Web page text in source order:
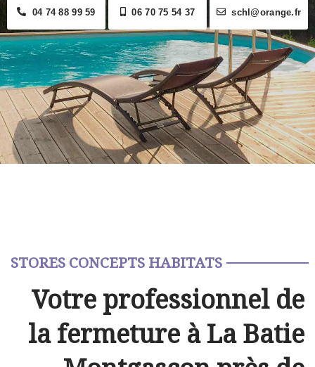
04 74 88 99 59 06 70 75 54 37 schl@orange.fr
STORES CONCEPTS HABITATS
Votre professionnel de
la fermeture à La Batie